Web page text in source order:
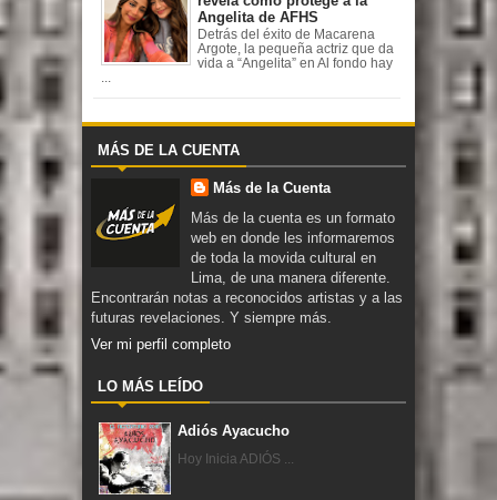
Angelita de AFHS
Detrás del éxito de Macarena
Argote, la pequeña actriz que da
vida a “Angelita” en Al fondo hay
...
MÁS DE LA CUENTA
Más de la Cuenta
Más de la cuenta es un formato
web en donde les informaremos
de toda la movida cultural en
Lima, de una manera diferente.
Encontrarán notas a reconocidos artistas y a las
futuras revelaciones. Y siempre más.
Ver mi perfil completo
LO MÁS LEÍDO
Adiós Ayacucho
Hoy Inicia ADIÓS ...